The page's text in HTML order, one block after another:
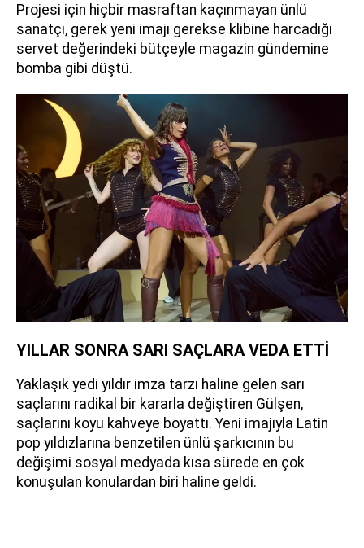
Projesi için hiçbir masraftan kaçınmayan ünlü
sanatçı, gerek yeni imajı gerekse klibine harcadığı
servet değerindeki bütçeyle magazin gündemine
bomba gibi düştü.
YILLAR SONRA SARI SAÇLARA VEDA ETTİ
Yaklaşık yedi yıldır imza tarzı haline gelen sarı
saçlarını radikal bir kararla değiştiren Gülşen,
saçlarını koyu kahveye boyattı. Yeni imajıyla Latin
pop yıldızlarına benzetilen ünlü şarkıcının bu
değişimi sosyal medyada kısa sürede en çok
konuşulan konulardan biri haline geldi.